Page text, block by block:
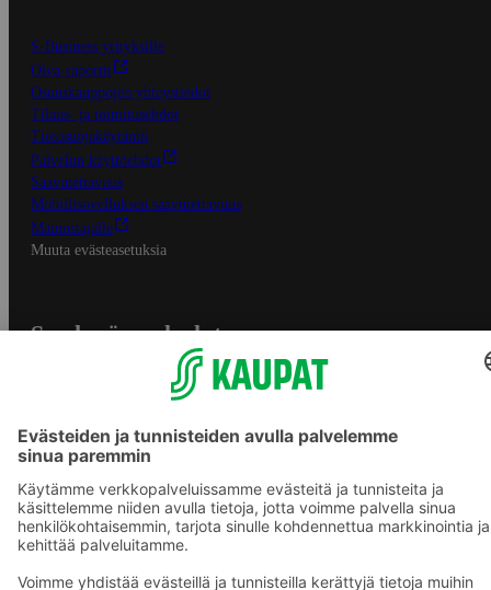
S-Business yrityksille
Oiva-raportit
Osuuskauppojen yhteystiedot
Tilaus- ja toimitusehdot
Tietosuojakäytäntö
Palvelun käyttöehdot
Saavutettavuus
Mobiilisovelluksen saavutettavuus
Mainostajalle
Muuta evästeasetuksia
S-ryhmän palvelut
Yhteishyvä Ruoka -sovellus
S-ostoslista -sovellus
Prisma.fi
Sokos.fi
S-Pankki